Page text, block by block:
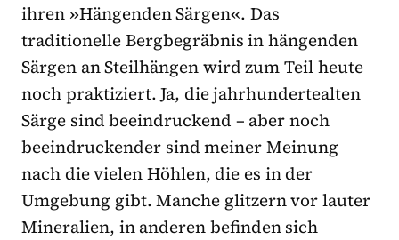
ihren »Hängenden Särgen«. Das
traditionelle Bergbegräbnis in hängenden
Särgen an Steilhängen wird zum Teil heute
noch praktiziert. Ja, die jahrhundertealten
Särge sind beeindruckend – aber noch
beeindruckender sind meiner Meinung
nach die vielen Höhlen, die es in der
Umgebung gibt. Manche glitzern vor lauter
Mineralien, in anderen befinden sich